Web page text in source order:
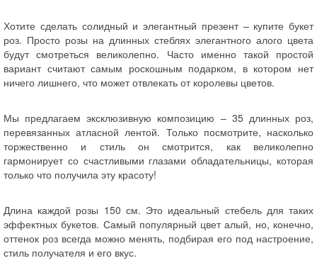
Хотите сделать солидный и элегантный презент – купите букет
роз. Просто розы на длинных стеблях элегантного алого цвета
будут смотреться великолепно. Часто именно такой простой
вариант считают самым роскошным подарком, в котором нет
ничего лишнего, что может отвлекать от королевы цветов.
Мы предлагаем эксклюзивную композицию – 35 длинных роз,
перевязанных атласной лентой. Только посмотрите, насколько
торжественно и стиль он смотрится, как великолепно
гармонирует со счастливыми глазами обладательницы, которая
только что получила эту красоту!
Длина каждой розы 150 см. Это идеальный стебель для таких
эффектных букетов. Самый популярный цвет алый, но, конечно,
оттенок роз всегда можно менять, подбирая его под настроение,
стиль получателя и его вкус.